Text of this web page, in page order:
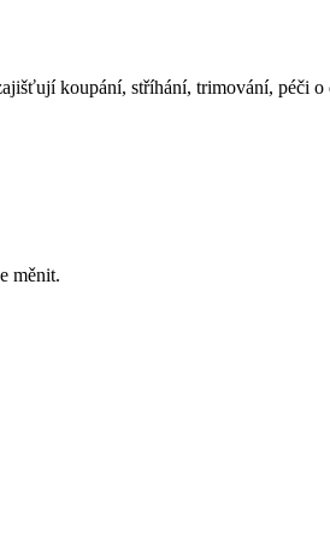
koupání, stříhání, trimování, péči o
měnit.